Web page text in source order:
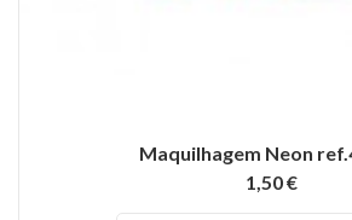
Maquilhagem Neon
1,50 €